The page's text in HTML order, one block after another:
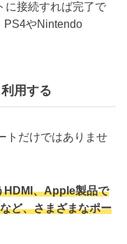
に接続すれば完了で
PS4やNintendo
用する
トだけではありませ
HDMI、Apple製品で
ど、さまざまなポー